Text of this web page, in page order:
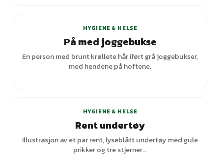
HYGIENE & HELSE
På med joggebukse
En person med brunt krøllete hår iført grå joggebukser,
med hendene på hoftene.
HYGIENE & HELSE
Rent undertøy
Illustrasjon av et par rent, lyseblått undertøy med gule
prikker og tre stjerner...